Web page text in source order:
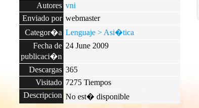
Autores vni
Enviado por webmaster
Categor�a Lenguaje > Asi�tica
Fecha de
publicaci�n
24 June 2009
Descargas 365
Visitado 7275 Tiempos
Descripcion No est� disponible